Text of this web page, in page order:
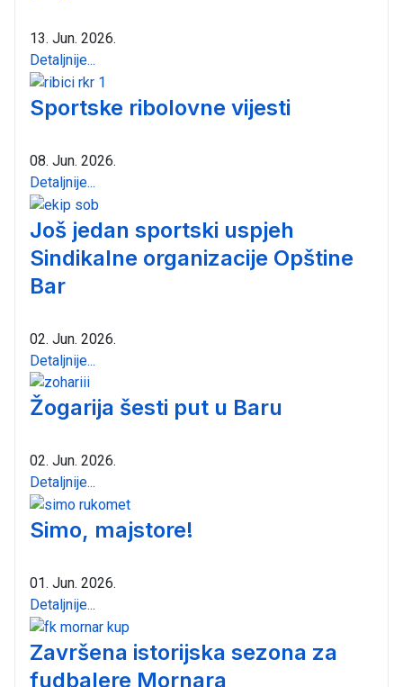
13. Jun. 2026.
Detaljnije...
Sportske ribolovne vijesti
08. Jun. 2026.
Detaljnije...
Još jedan sportski uspjeh
Sindikalne organizacije Opštine
Bar
02. Jun. 2026.
Detaljnije...
Žogarija šesti put u Baru
02. Jun. 2026.
Detaljnije...
Simo, majstore!
01. Jun. 2026.
Detaljnije...
Završena istorijska sezona za
fudbalere Mornara